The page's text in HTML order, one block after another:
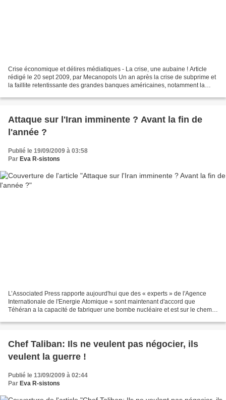
Crise économique et délires médiatiques - La crise, une aubaine ! Article
rédigé le 20 sept 2009, par Mecanopols Un an après la crise de subprime et
la faillite retentissante des grandes banques américaines, notamment la
Attaque sur l'Iran imminente ? Avant la fin de
l'année ?
Publié le 19/09/2009 à 03:58
Par Eva R-sistons
L’Associated Press rapporte aujourd'hui que des « experts » de l'Agence
Internationale de l'Energie Atomique « sont maintenant d'accord que
Téhéran a la capacité de fabriquer une bombe nucléaire et est sur le chemin
Chef Taliban: Ils ne veulent pas négocier, ils
veulent la guerre !
Publié le 13/09/2009 à 02:44
Par Eva R-sistons